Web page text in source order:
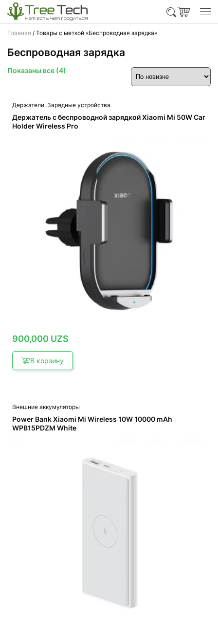
Главная / Товары с меткой «Беспроводная зарядка»
Беспроводная зарядка
Показаны все (4)
Держатели, Зарядные устройства
Держатель с беспроводной зарядкой Xiaomi Mi 50W Car
Holder Wireless Pro
900,000 UZS
В корзину
Внешние аккумуляторы
Power Bank Xiaomi Mi Wireless 10W 10000 mAh
WPB15PDZM White